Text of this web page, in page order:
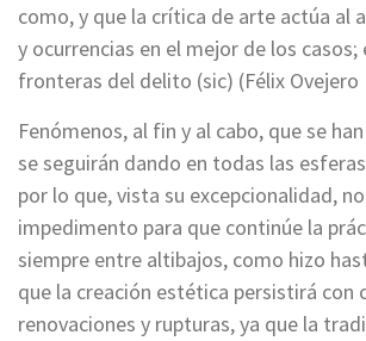
como, y que la crítica de arte actúa al
y ocurrencias en el mejor de los casos;
fronteras del delito (sic) (Félix Ovejero
Fenómenos, al fin y al cabo, que se
se seguirán dando en todas las
por lo que, vista su excepcionalidad,
impedimento para que continúe la
siempre entre altibajos, como hizo
que la creación estética persistirá con
renovaciones y rupturas, ya que la